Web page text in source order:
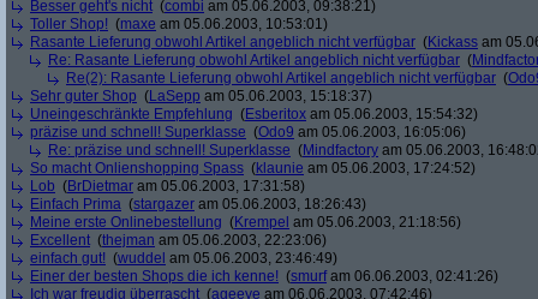
Besser geht's nicht (combi am 05.06.2003, 09:38:21)
Toller Shop! (maxe am 05.06.2003, 10:53:01)
Rasante Lieferung obwohl Artikel angeblich nicht verfügbar (Kickass am
Re: Rasante Lieferung obwohl Artikel angeblich nicht verfügbar (
Re(2): Rasante Lieferung obwohl Artikel angeblich nicht verfügbar (
Sehr guter Shop (LaSepp am 05.06.2003, 15:18:37)
Uneingeschränkte Empfehlung (Esberitox am 05.06.2003, 15:54:32)
präzise und schnell! Superklasse (Odo9 am 05.06.2003, 16:05:06)
Re: präzise und schnell! Superklasse (Mindfactory am 05.06.2003,
So macht Onlienshopping Spass (klaunie am 05.06.2003, 17:24:52)
Lob (BrDietmar am 05.06.2003, 17:31:58)
Einfach Prima (stargazer am 05.06.2003, 18:26:43)
Meine erste Onlinebestellung (Krempel am 05.06.2003, 21:18:56)
Excellent (thejman am 05.06.2003, 22:23:06)
einfach gut! (wuddel am 05.06.2003, 23:46:49)
Einer der besten Shops die ich kenne! (smurfam 06.06.2003, 02:41:26)
Ich war freudig überrascht (ageeye am 06.06.2003, 07:42:46)